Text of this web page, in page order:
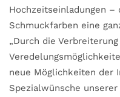
Hochzeitseinladungen –
Schmuckfarben eine
„Durch die
neue Möglichkeiten der
Spezialwünsche